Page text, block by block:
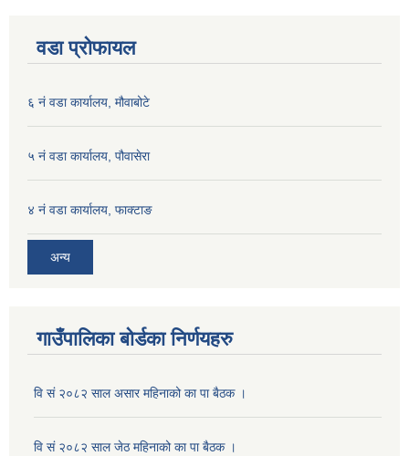
वडा प्रोफायल
६ नं वडा कार्यालय, मौवाबोटे
५ नं वडा कार्यालय, पौवासेरा
४ नं वडा कार्यालय, फाक्टाङ
अन्य
गाउँपालिका बोर्डका निर्णयहरु
वि सं २०८२ साल असार महिनाको का पा बैठक ।
वि सं २०८२ साल जेठ महिनाको का पा बैठक ।